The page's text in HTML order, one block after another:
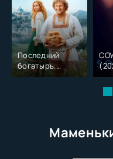
Последний
богатырь.
Колобок (2026)